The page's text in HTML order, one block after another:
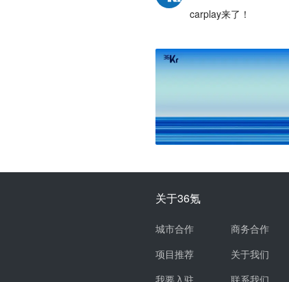
carplay来了！
关于36氪
城市合作
项目推荐
我要入驻
商务合作
关于我们
联系我们